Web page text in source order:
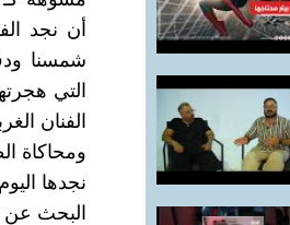
أن نجد
شمسنا
التي
الفنان
ومحاكاة
نجدها
البحث عن